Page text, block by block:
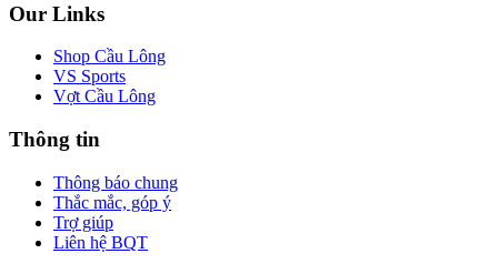
Our Links
Shop Cầu Lông
VS Sports
Vợt Cầu Lông
Thông tin
Thông báo chung
Thắc mắc, góp ý
Trợ giúp
Liên hệ BQT